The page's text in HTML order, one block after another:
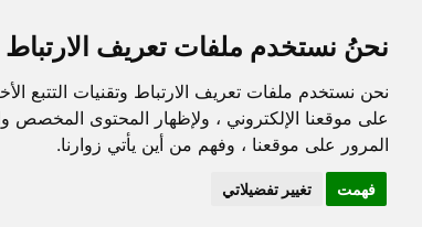
نحنُ نستخدم ملفات تعريف الارتباط
نحن نستخدم ملفات تعريف الارتباط وتقنيات التتبع
على موقعنا الإلكتروني ، ولإظهار المحتوى المخصص
المرور على موقعنا ، وفهم من أين يأتي زوارنا.
فهمت تغيير تفضيلاتي
جميع الحقوق محفوظة لدنيا الوطن © 2003 - 2022